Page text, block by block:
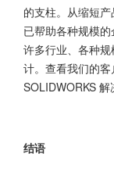
的支柱。从缩短
已帮助各种规模
许多行业、各种
计。查看我们的
SOLIDWORKS 解
结语